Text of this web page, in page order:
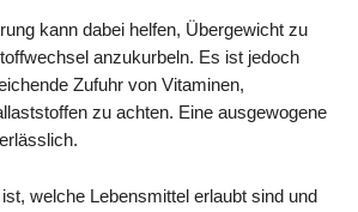
kann dabei helfen, Übergewicht zu
anzukurbeln. Es ist jedoch
Zufuhr von Vitaminen,
zu achten. Eine ausgewogene
welche Lebensmittel erlaubt sind und